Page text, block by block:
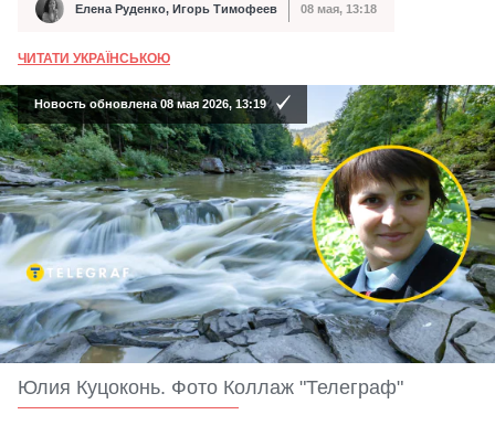
Автор Елена Руденко, Игорь Тимофеев
Дата публикации 08 мая, 13:18
ЧИТАТИ УКРАЇНСЬКОЮ
Новость обновлена 08 мая 2026, 13:19
Юлия Куцоконь. Фото Коллаж "Телеграф"